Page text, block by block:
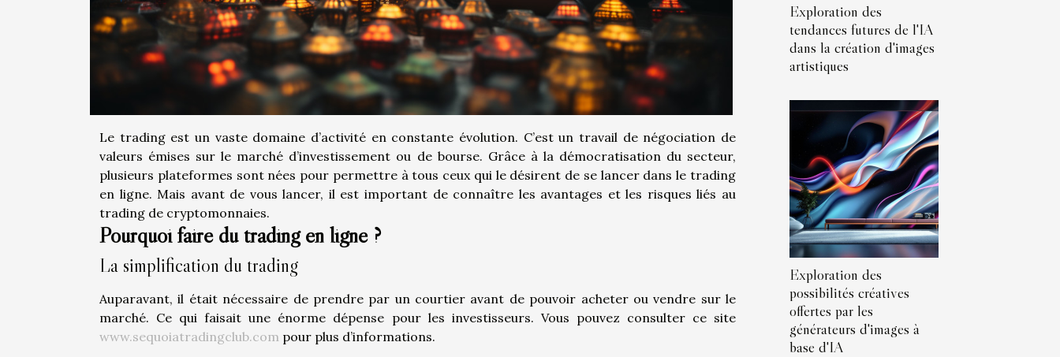
Le trading est un vaste domaine d’activité en constante évolution. C’est un travail de négociation de
valeurs émises sur le marché d’investissement ou de bourse. Grâce à la démocratisation du secteur,
plusieurs plateformes sont nées pour permettre à tous ceux qui le désirent de se lancer dans le trading
en ligne. Mais avant de vous lancer, il est important de connaître les avantages et les risques liés au
trading de cryptomonnaies.
Pourquoi faire du trading en ligne ?
La simplification du trading
Auparavant, il était nécessaire de prendre par un courtier avant de pouvoir acheter ou vendre sur le
marché. Ce qui faisait une énorme dépense pour les investisseurs. Vous pouvez consulter ce site
www.sequoiatradingclub.com pour plus d’informations.
Exploration des
tendances futures de l'IA
dans la création d'images
artistiques
Exploration des
possibilités créatives
offertes par les
générateurs d'images à
base d'IA